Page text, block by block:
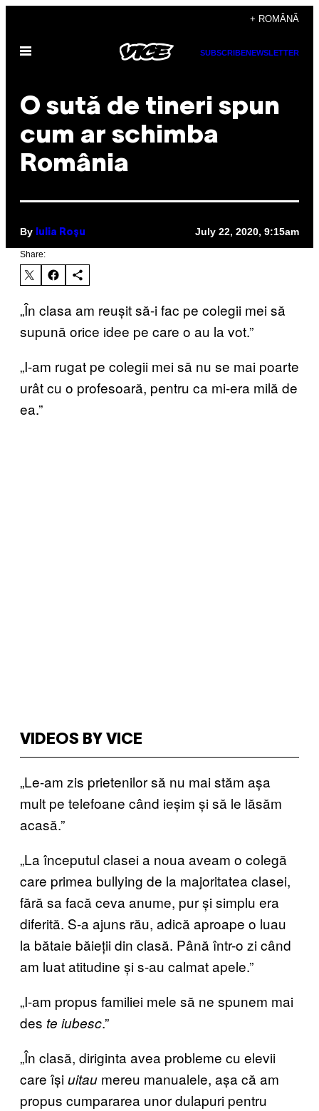
content
+ ROMÂNĂ
Open
SUBSCRIBENEWSLETTER
O sută de tineri spun
cum ar schimba
România
By Iulia Roșu July 22, 2020, 9:15am
Share:
„În clasa am reușit să-i fac pe colegii mei să
supună orice idee pe care o au la vot.”
„I-am rugat pe colegii mei să nu se mai poarte
urât cu o profesoară, pentru ca mi-era milă de
ea.”
VIDEOS BY VICE
„Le-am zis prietenilor să nu mai stăm așa
mult pe telefoane când ieșim și să le lăsăm
acasă.”
„La începutul clasei a noua aveam o colegă
care primea bullying de la majoritatea clasei,
fără sa facă ceva anume, pur și simplu era
diferită. S-a ajuns rău, adică aproape o luau
la bătaie băieții din clasă. Până într-o zi când
am luat atitudine și s-au calmat apele.”
„I-am propus familiei mele să ne spunem mai
des te iubesc.”
„În clasă, diriginta avea probleme cu elevii
care îșiuitau mereu manualele, așa că am
propus cumpararea unor dulapuri pentru